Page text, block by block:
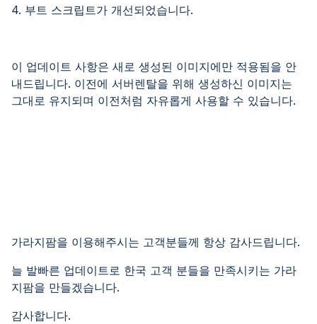
4. 부트 스크립트가 개선되었습니다.
이 업데이트 사항은 새로 생성된 이미지에만 적용됨을 안
내드립니다. 이전에 서버렌탈을 위해 생성하신 이미지는
그대로 유지되며 이전처럼 자유롭게 사용할 수 있습니다.
가라지팜을 이용해주시는 고객분들께 항상 감사드립니다.
늘 발빠른 업데이트로 한국 고객 분들을 만족시키는 가라
지팜을 만들겠습니다.
감사합니다.